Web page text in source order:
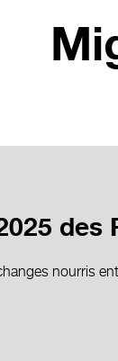
des
nourris